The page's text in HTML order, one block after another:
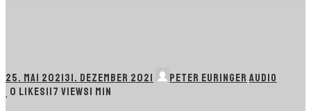
25. MAI 202131. DEZEMBER 2021 PETER EURINGER AUDIO
0 LIKES117 VIEWS1 MIN